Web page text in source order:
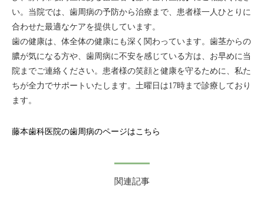
い。当院では、歯周病の予防から治療まで、患者様一人ひとりに
合わせた最適なケアを提供しています。
歯の健康は、体全体の健康にも深く関わっています。歯茎からの
膿が気になる方や、歯周病に不安を感じている方は、お早めに当
院までご連絡ください。患者様の笑顔と健康を守るために、私た
ちが全力でサポートいたします。土曜日は17時まで診療しており
ます。
藤本歯科医院の歯周病のページはこちら
関連記事